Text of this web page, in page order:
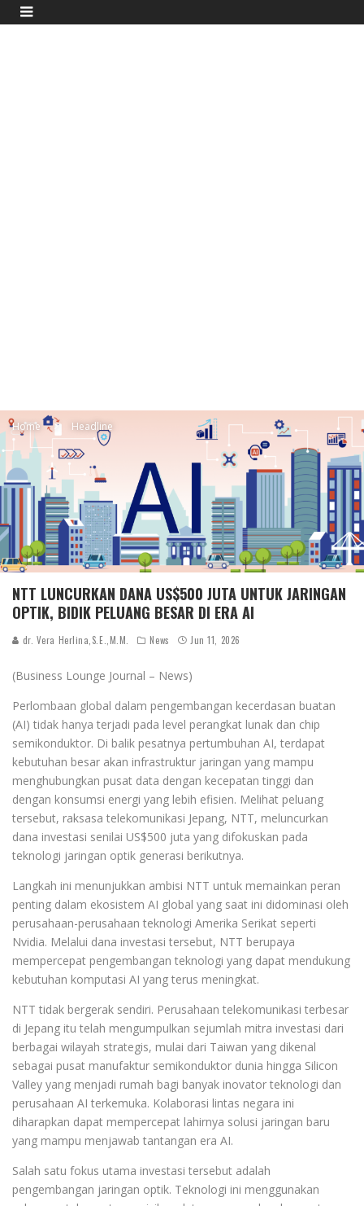
Home Headline
NTT LUNCURKAN DANA US$500 JUTA UNTUK JARINGAN
OPTIK, BIDIK PELUANG BESAR DI ERA AI
dr. Vera Herlina,S.E.,M.M. News Jun 11, 2026
(Business Lounge Journal – News)
Perlombaan global dalam pengembangan kecerdasan buatan
(AI) tidak hanya terjadi pada level perangkat lunak dan chip
semikonduktor. Di balik pesatnya pertumbuhan AI, terdapat
kebutuhan besar akan infrastruktur jaringan yang mampu
menghubungkan pusat data dengan kecepatan tinggi dan
dengan konsumsi energi yang lebih efisien. Melihat peluang
tersebut, raksasa telekomunikasi Jepang, NTT, meluncurkan
dana investasi senilai US$500 juta yang difokuskan pada
teknologi jaringan optik generasi berikutnya.
Langkah ini menunjukkan ambisi NTT untuk memainkan peran
penting dalam ekosistem AI global yang saat ini didominasi oleh
perusahaan-perusahaan teknologi Amerika Serikat seperti
Nvidia. Melalui dana investasi tersebut, NTT berupaya
mempercepat pengembangan teknologi yang dapat mendukung
kebutuhan komputasi AI yang terus meningkat.
NTT tidak bergerak sendiri. Perusahaan telekomunikasi terbesar
di Jepang itu telah mengumpulkan sejumlah mitra investasi dari
berbagai wilayah strategis, mulai dari Taiwan yang dikenal
sebagai pusat manufaktur semikonduktor dunia hingga Silicon
Valley yang menjadi rumah bagi banyak inovator teknologi dan
perusahaan AI terkemuka. Kolaborasi lintas negara ini
diharapkan dapat mempercepat lahirnya solusi jaringan baru
yang mampu menjawab tantangan era AI.
Salah satu fokus utama investasi tersebut adalah
pengembangan jaringan optik. Teknologi ini menggunakan